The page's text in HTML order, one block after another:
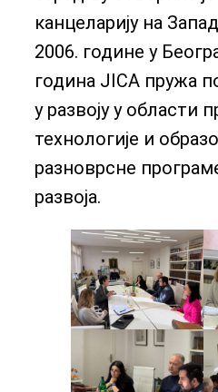
канцеларију на
2006. године у
година JICA пружа
у развоју у области
технологије и
разноврсне
развоја.